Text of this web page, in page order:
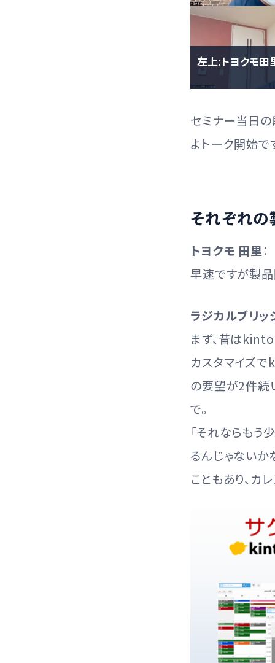
左上:トヨクモ田
セミナー当日の
よトーク開始で
それぞれ
トヨクモ 田里：
早速ですが製
ラジカルブリ
まず、昔は
カスタマイズ
の要望が2件続
で。
「それならもう
るんじゃないか
こともあり、カ